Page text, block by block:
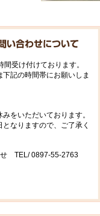
受け付けております。
記の時間帯にお願いしま
をいただいております。
なりますので、ご了承く
せ TEL/ 0897-55-2763